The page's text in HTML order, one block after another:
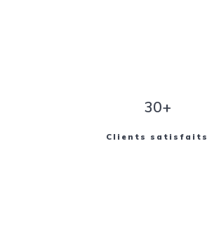
30+
Clients satisfaits